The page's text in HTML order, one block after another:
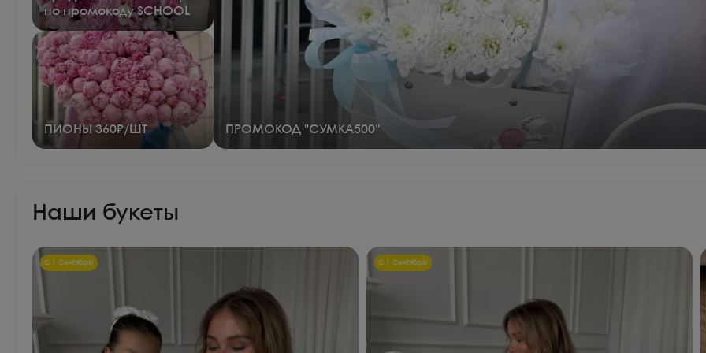
по промокоду SCHOOL
ПИОНЫ 360₽/ШТ ПРОМОКОД "СУМКА500"
Наши букеты
С 1 Сентября! С 1 Сентября!